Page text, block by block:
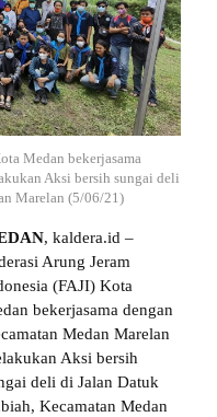
Medan bekerjasama
Aksi bersih sungai deli
Marelan (5/06/21)
, kaldera.id –
Arung Jeram
(FAJI) Kota
bekerjasama dengan
Medan Marelan
Aksi bersih
deli di Jalan Datuk
Kecamatan Medan